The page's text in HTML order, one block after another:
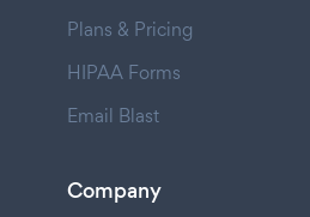
Plans & Pricing
HIPAA Forms
Email Blast
Company